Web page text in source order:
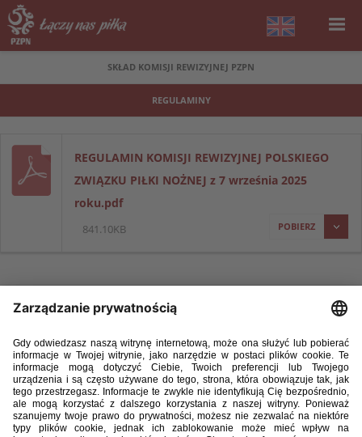
SKŁAD KOMISJI REWIZYJNEJ PZPN
REGULAMINY
POBIERZ
REGULAMIN KOMISJI REWIZYJNEJ POLSKIEGO
ZWIĄZKU PIŁKI NOŻNEJ z 7 września 2025
roku.pdf
841.10KB
COPYRIGHT 2009 - 2026 © PZPN.PL WSZYSTKIE PRAWA ZASTRZEŻONE